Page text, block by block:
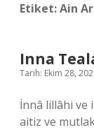
Etiket:Ain
Inna
Tarih: Ekim 28,
İnnâ lillâhi ve
aitiz ve